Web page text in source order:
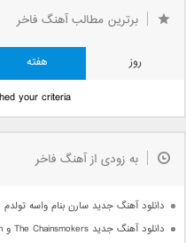
برترین مطالب آهنگ فاخر
روز هفته
your criteria.
به زودی از آهنگ فاخر
دانلود آهنگ جدید سارن بنام واسه تولدم
دانلود آهنگ جدید The Chainsmokers و Emily Warren بنام Side Effects